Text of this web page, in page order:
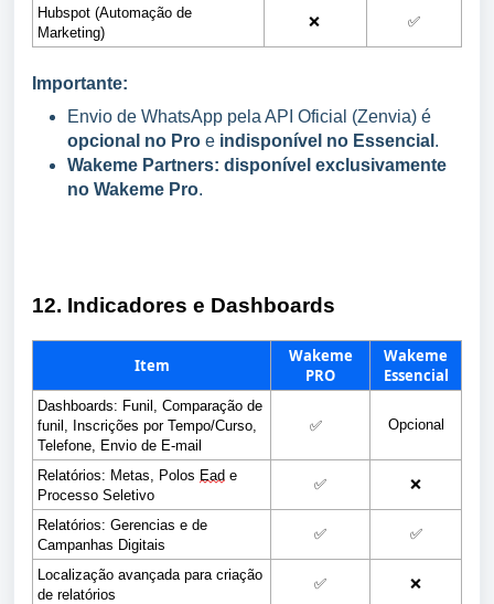
Hubspot (Automação de
Marketing)
❌ ✅
Importante:
Envio de WhatsApp pela API Oficial (Zenvia) é
opcional no Pro e indisponível no Essencial .
Wakeme Partners: disponível exclusivamente
no Wakeme Pro.
12. Indicadores e Dashboards
Item
Wakeme
PRO
Wakeme
Essencial
Dashboards: Funil, Comparação de
funil, Inscrições por Tempo/Curso,
Telefone, Envio de E-mail
✅ Opcional
Relatórios: Metas, Polos Ead e
Processo Seletivo
✅ ❌
Relatórios: Gerencias e de
Campanhas Digitais
✅ ✅
Localização avançada para criação
de relatórios
✅ ❌